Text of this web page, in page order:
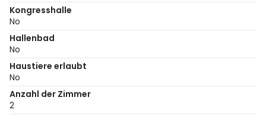
Kongresshalle
No
Hallenbad
No
Haustiere erlaubt
No
Anzahl der Zimmer
2